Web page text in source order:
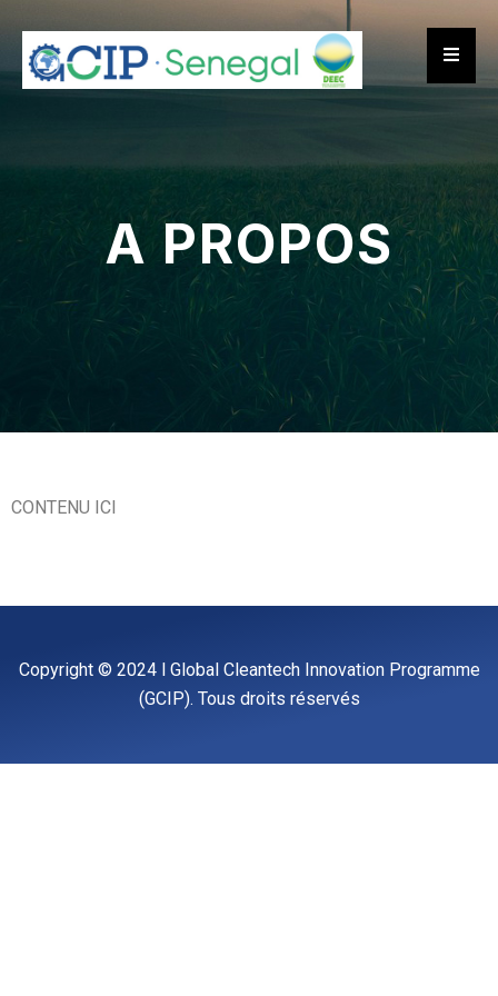
A PROPOS
CONTENU ICI
Copyright © 2024 l Global Cleantech Innovation Programme
(GCIP). Tous droits réservés